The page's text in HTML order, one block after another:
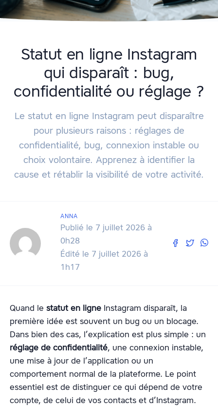
Statut en ligne Instagram
qui disparaît : bug,
confidentialité ou réglage ?
Le statut en ligne Instagram peut disparaître
pour plusieurs raisons : réglages de
confidentialité, bug, connexion instable ou
choix volontaire. Apprenez à identifier la
cause et rétablir la visibilité de votre activité.
ANNA
Publié le 7 juillet 2026 à
0h28
Édité le 7 juillet 2026 à
1h17
Quand le statut en ligne Instagram disparaît, la
première idée est souvent un bug ou un blocage.
Dans bien des cas, l’explication est plus simple : un
réglage de confidentialité, une connexion instable,
une mise à jour de l’application ou un
comportement normal de la plateforme. Le point
essentiel est de distinguer ce qui dépend de votre
compte, de celui de vos contacts et d’Instagram.